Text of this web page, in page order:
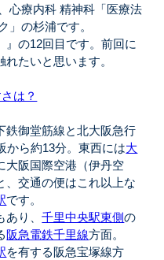
心療内科 精神科「医療法
」の杉浦です。
』の12回目です。前回に
たいと思います。
は？
鉄御堂筋線と北大阪急行
から約13分。東西には大
大阪国際空港（伊丹空
、交通の便はこれ以上な
です。
あり、千里中央駅東側の
阪急電鉄千里線方面。
を有する阪急宝塚線方